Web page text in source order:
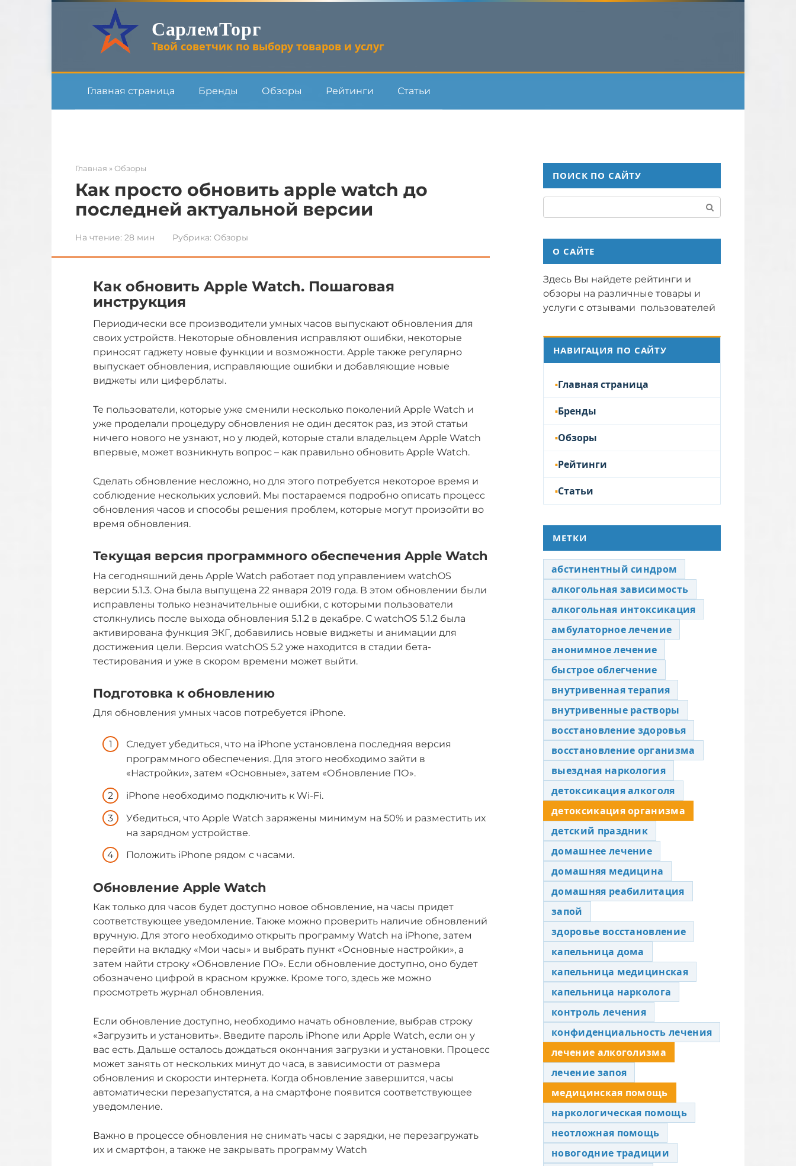
СарлемТорг
Твой советчик по выбору товаров и услуг
Главная страница Бренды Обзоры Рейтинги Статьи
Главная » Обзоры
Как просто обновить apple watch до
последней актуальной версии
На чтение: 28 мин Рубрика: Обзоры
Как обновить Apple Watch. Пошаговая
инструкция
Периодически все производители умных часов выпускают обновления для
своих устройств. Некоторые обновления исправляют ошибки, некоторые
приносят гаджету новые функции и возможности. Apple также регулярно
выпускает обновления, исправляющие ошибки и добавляющие новые
виджеты или циферблаты.
Те пользователи, которые уже сменили несколько поколений Apple Watch и
уже проделали процедуру обновления не один десяток раз, из этой статьи
ничего нового не узнают, но у людей, которые стали владельцем Apple Watch
впервые, может возникнуть вопрос – как правильно обновить Apple Watch.
Сделать обновление несложно, но для этого потребуется некоторое время и
соблюдение нескольких условий. Мы постараемся подробно описать процесс
обновления часов и способы решения проблем, которые могут произойти во
время обновления.
Текущая версия программного обеспечения Apple Watch
На сегодняшний день Apple Watch работает под управлением watchOS
версии 5.1.3. Она была выпущена 22 января 2019 года. В этом обновлении были
исправлены только незначительные ошибки, с которыми пользователи
столкнулись после выхода обновления 5.1.2 в декабре. С watchOS 5.1.2 была
активирована функция ЭКГ, добавились новые виджеты и анимации для
достижения цели. Версия watchOS 5.2 уже находится в стадии бета-
тестирования и уже в скором времени может выйти.
Подготовка к обновлению
Для обновления умных часов потребуется iPhone.
Следует убедиться, что на iPhone установлена последняя версия
программного обеспечения. Для этого необходимо зайти в
«Настройки», затем «Основные», затем «Обновление ПО».
iPhone необходимо подключить к Wi-Fi.
Убедиться, что Apple Watch заряжены минимум на 50% и разместить их
на зарядном устройстве.
Положить iPhone рядом с часами.
Обновление Apple Watch
Как только для часов будет доступно новое обновление, на часы придет
соответствующее уведомление. Также можно проверить наличие обновлений
вручную. Для этого необходимо открыть программу Watch на iPhone, затем
перейти на вкладку «Мои часы» и выбрать пункт «Основные настройки», а
затем найти строку «Обновление ПО». Если обновление доступно, оно будет
обозначено цифрой в красном кружке. Кроме того, здесь же можно
просмотреть журнал обновления.
Если обновление доступно, необходимо начать обновление, выбрав строку
«Загрузить и установить». Введите пароль iPhone или Apple Watch, если он у
вас есть. Дальше осталось дождаться окончания загрузки и установки. Процесс
может занять от нескольких минут до часа, в зависимости от размера
обновления и скорости интернета. Когда обновление завершится, часы
автоматически перезапустятся, а на смартфоне появится соответствующее
уведомление.
Важно в процессе обновления не снимать часы с зарядки, не перезагружать
их и смартфон, а также не закрывать программу Watch
ПОИСК ПО САЙТУ
О САЙТЕ
Здесь Вы найдете рейтинги и
обзоры на различные товары и
услуги с отзывами пользователей
НАВИГАЦИЯ ПО САЙТУ
Главная страница
Бренды
Обзоры
Рейтинги
Статьи
МЕТКИ
абстинентный синдром
алкогольная зависимость
алкогольная интоксикация
амбулаторное лечение
анонимное лечение
быстрое облегчение
внутривенная терапия
внутривенные растворы
восстановление здоровья
восстановление организма
выездная наркология
детоксикация алкоголя
детоксикация организма
детский праздник
домашнее лечение
домашняя медицина
домашняя реабилитация
запой
здоровье восстановление
капельница дома
капельница медицинская
капельница нарколога
контроль лечения
конфиденциальность лечения
лечение алкоголизма
лечение запоя
медицинская помощь
наркологическая помощь
неотложная помощь
новогодние традиции